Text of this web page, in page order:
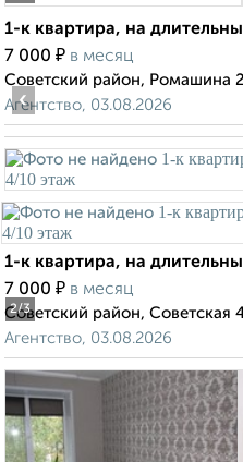
1-к квартира, на
7 000 ₽ в месяц
Советский район, Ромашина
Агентство, 03.08.2026
2/3
‹
1-к квартира, на
7 000 ₽ в месяц
Советский район, Советская
Агентство, 03.08.2026